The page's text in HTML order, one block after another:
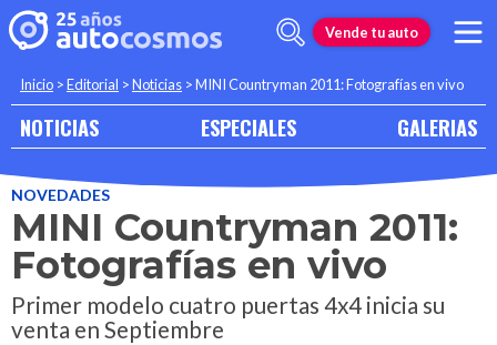
Vende tu auto
Inicio >Editorial >Noticias >MINI Countryman 2011: Fotografías en vivo
NOTICIAS ESPECIALES GALERIAS
NOVEDADES
MINI Countryman 2011:
Fotografías en vivo
Primer modelo cuatro puertas 4x4 inicia su
venta en Septiembre